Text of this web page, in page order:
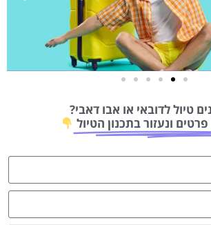
טיול לדובאי או אבו דאבי?
ונעזור בתכנון הטיול